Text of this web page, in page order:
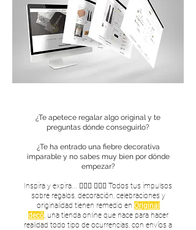
¿Te apetece regalar algo original y te
preguntas dónde conseguirlo?
¿Te ha entrado una fiebre decorativa
imparable y no sabes muy bien por dónde
empezar?
Inspira y expira... 🧘🏻‍♂️ 🧘🏻‍♀️ Todos tus impulsos
sobre regalos, decoración, celebraciones y
originalidad tienen remedio en Original
decô, una tienda online que nace para hacer
realidad todo tipo de ocurrencias, con envíos a